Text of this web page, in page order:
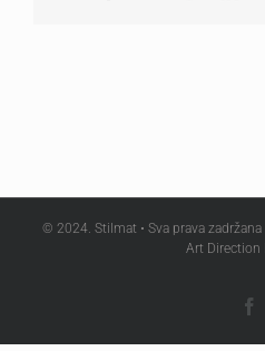
© 2024. Stilmat • Sva prava zadržana |
Art Direction